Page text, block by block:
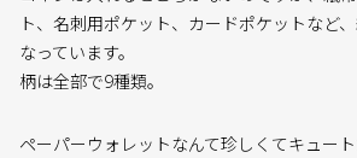
ト、名刺用ポケット、カードポケットなど
なっています。
柄は全部で9種類。
ペーパーウォレットなんて珍しくてキュー